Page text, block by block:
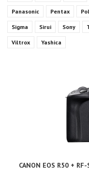
Panasonic Pentax
Sigma Sirui Sony
Viltrox Yashica
CANON EOS R50 +